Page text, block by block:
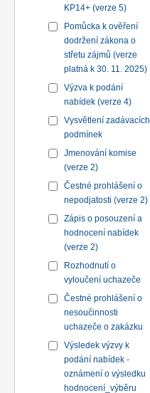
KP14+ (verze 5)
Pomůcka k ověření
dodržení zákona o
střetu zájmů (verze
platná k 30. 11. 2025)
Výzva k podání
nabídek (verze 4)
Vysvětlení zadávacích
podmínek
Jmenování komise
(verze 2)
Čestné prohlášení o
nepodjatosti (verze 2)
Zápis o posouzení a
hodnocení nabídek
(verze 2)
Rozhodnutí o
vyloučení uchazeče
Čestné prohlášení o
nesoučinnosti
uchazeče o zakázku
Výsledek výzvy k
podání nabídek -
oznámení o výsledku
hodnocení_výběru